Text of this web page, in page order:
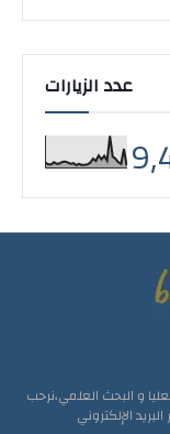
عدد الزيارات
و البحث العلمي،نرحب